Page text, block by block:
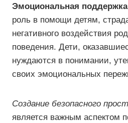
Эмоциональная поддержка
роль в помощи детям,
негативного воздействия
поведения. Дети,
нуждаются в понимании,
своих эмоциональных
Создание безопасного
является важным аспектом